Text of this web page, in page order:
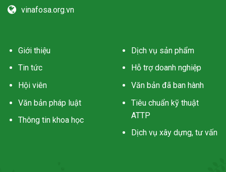
vinafosa.org.vn
Giới thiệu
Tin tức
Hội viên
Văn bản pháp luật
Thông tin khoa học
Dịch vụ sản phẩm
Hỗ trợ doanh nghiệp
Văn bản đã ban hành
Tiêu chuẩn kỹ thuật
ATTP
Dịch vụ xây dựng, tư vấn